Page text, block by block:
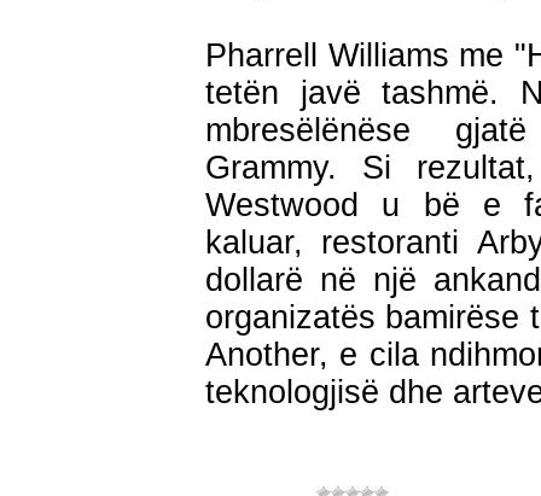
Pharrell Williams me
tetën javë tashmë.
mbresëlënëse
Grammy. Si
Westwood u bë e
kaluar, restoranti
dollarë në një
organizatës bamirëse
Another, e cila
teknologjisë dhe